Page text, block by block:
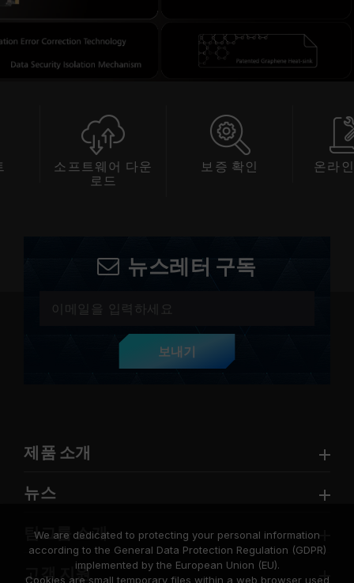
다운
보증 확인 온라인 서비스 호
뉴스레터 구독
보내기
제품 소개
뉴스
팀그룹 소개
고객 지원
We are dedicated to protecting your personal information
according to the General Data Protection Regulation (GDPR)
implemented by the European Union (EU).
Cookies are small temporary files within a web browser used